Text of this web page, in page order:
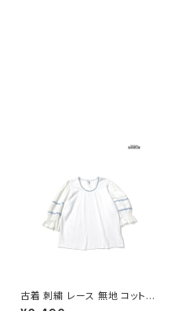
古着 刺繍 レース 無地 コットン
七分袖 ブラウス 白 (ttu26060